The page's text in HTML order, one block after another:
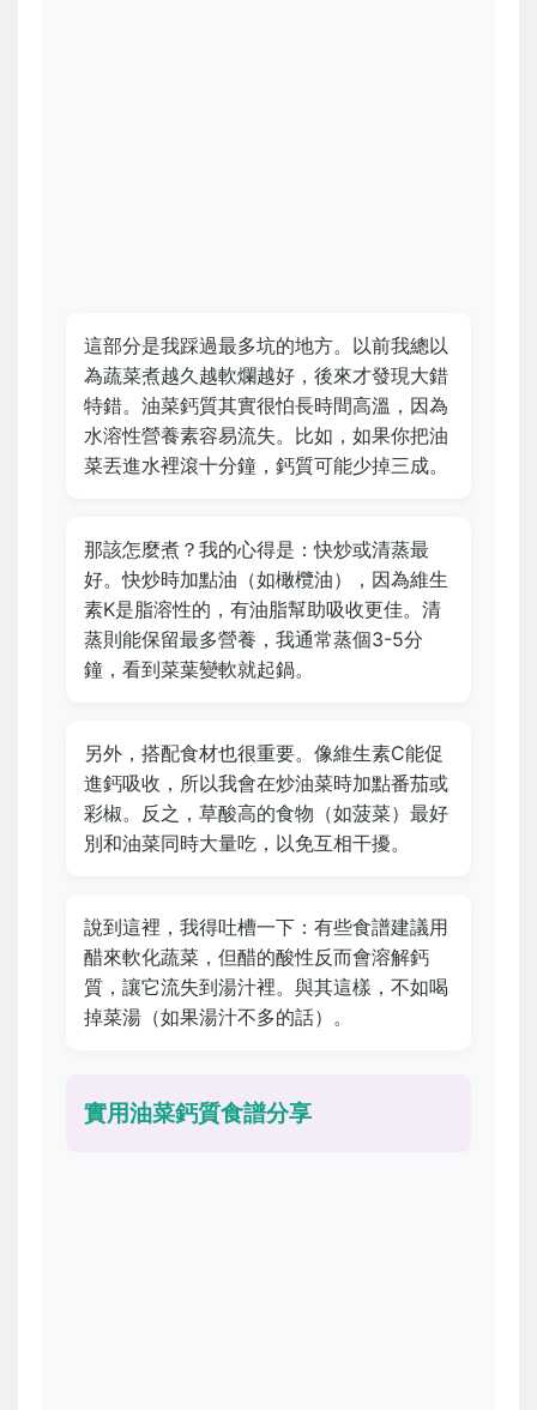
這部分是我踩過最多坑的地方。以前我總以
為蔬菜煮越久越軟爛越好，後來才發現大錯
特錯。油菜鈣質其實很怕長時間高溫，因為
水溶性營養素容易流失。比如，如果你把油
菜丟進水裡滾十分鐘，鈣質可能少掉三成。
那該怎麼煮？我的心得是：快炒或清蒸最
好。快炒時加點油（如橄欖油），因為維生
素K是脂溶性的，有油脂幫助吸收更佳。清
蒸則能保留最多營養，我通常蒸個3-5分
鐘，看到菜葉變軟就起鍋。
另外，搭配食材也很重要。像維生素C能促
進鈣吸收，所以我會在炒油菜時加點番茄或
彩椒。反之，草酸高的食物（如菠菜）最好
別和油菜同時大量吃，以免互相干擾。
說到這裡，我得吐槽一下：有些食譜建議用
醋來軟化蔬菜，但醋的酸性反而會溶解鈣
質，讓它流失到湯汁裡。與其這樣，不如喝
掉菜湯（如果湯汁不多的話）。
實用油菜鈣質食譜分享